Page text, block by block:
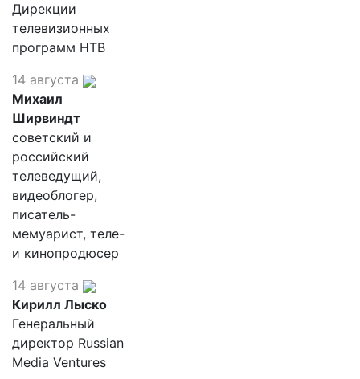
Дирекции
телевизионных
программ НТВ
14 августа
Михаил
Ширвиндт
советский и
российский
телеведущий,
видеоблогер,
писатель-
мемуарист, теле-
и кинопродюсер
14 августа
Кирилл Лыско
Генеральный
директор Russian
Media Ventures